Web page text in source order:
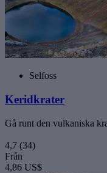
Selfoss
Keridkrater
Gå runt den vulkaniska
4,7 (34)
Från
4,86 US$